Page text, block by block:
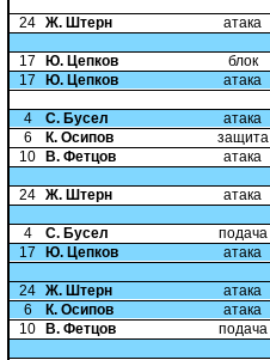
24 Ж. Штерн атака
17 Ю. Цепков
блок
17
Ю. Цепков атака
4 С. Бусел
атака
6
К. Осипов
защита
10
В. Фетцов атака
24 Ж. Штерн атака
4 С. Бусел
подача
17
Ю. Цепков атака
24 Ж. Штерн
атака
6
К. Осипов
атака
10
В. Фетцов подача